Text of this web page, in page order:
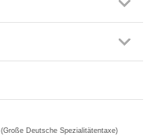
(Große Deutsche Spezialitätentaxe)